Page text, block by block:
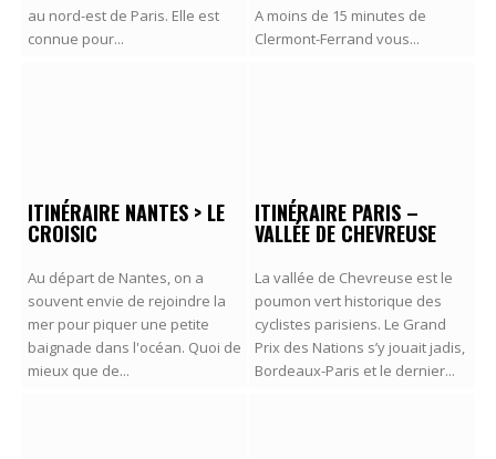
au nord-est de Paris. Elle est
connue pour...
A moins de 15 minutes de
Clermont-Ferrand vous...
ITINÉRAIRE NANTES > LE
CROISIC
Au départ de Nantes, on a
souvent envie de rejoindre la
mer pour piquer une petite
baignade dans l'océan. Quoi de
mieux que de...
ITINÉRAIRE PARIS –
VALLÉE DE CHEVREUSE
La vallée de Chevreuse est le
poumon vert historique des
cyclistes parisiens. Le Grand
Prix des Nations s’y jouait jadis,
Bordeaux-Paris et le dernier...